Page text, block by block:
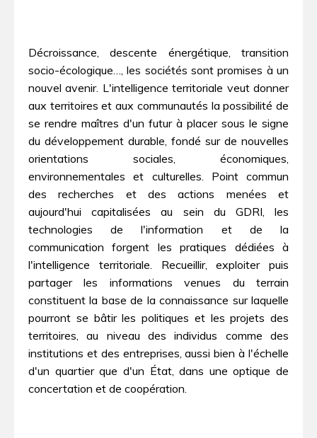
Décroissance, descente énergétique, transition
socio-écologique…, les sociétés sont promises à un
nouvel avenir. L'intelligence territoriale veut donner
aux territoires et aux communautés la possibilité de
se rendre maîtres d'un futur à placer sous le signe
du développement durable, fondé sur de nouvelles
orientations sociales, économiques,
environnementales et culturelles. Point commun
des recherches et des actions menées et
aujourd'hui capitalisées au sein du GDRI, les
technologies de l'information et de la
communication forgent les pratiques dédiées à
l'intelligence territoriale. Recueillir, exploiter puis
partager les informations venues du terrain
constituent la base de la connaissance sur laquelle
pourront se bâtir les politiques et les projets des
territoires, au niveau des individus comme des
institutions et des entreprises, aussi bien à l'échelle
d'un quartier que d'un État, dans une optique de
concertation et de coopération.